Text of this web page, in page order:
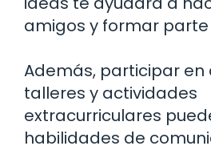
amigos y formar
Además, participar en
talleres y actividades
extracurriculares
habilidades de